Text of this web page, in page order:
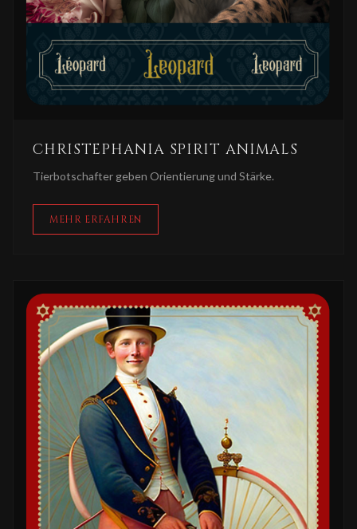
CHRISTEPHANIA SPIRIT ANIMALS
Tierbotschafter geben Orientierung und Stärke.
MEHR ERFAHREN